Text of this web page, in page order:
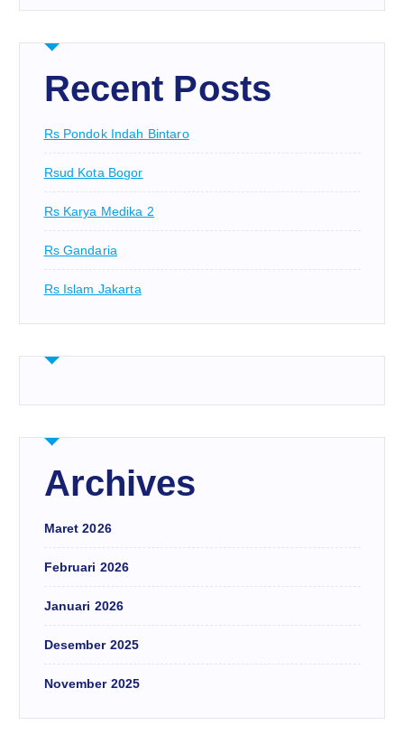
Recent Posts
Rs Pondok Indah Bintaro
Rsud Kota Bogor
Rs Karya Medika 2
Rs Gandaria
Rs Islam Jakarta
Archives
Maret 2026
Februari 2026
Januari 2026
Desember 2025
November 2025